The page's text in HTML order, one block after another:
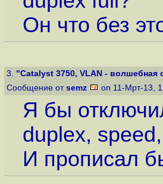
Он что без
3. "Catalyst 3750, VLAN - волшебная
Сообщение от semz on 11-Мрт-13,
Я бы
duplex,
И прописал